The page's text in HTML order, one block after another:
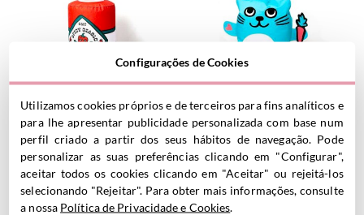
Almofada inflável Spicy
Diablo
25.00€
55.00€
VER PRODUTO
Almofada inflável Bunny
15.00 €
35.00€
VER PRODUTO
Configurações de Cookies
Utilizamos cookies próprios e de terceiros para fins analíticos e
para lhe apresentar publicidade personalizada com base num
perfil criado a partir dos seus hábitos de navegação. Pode
personalizar as suas preferências clicando em "Configurar",
aceitar todos os cookies clicando em "Aceitar" ou rejeitá-los
selecionando "Rejeitar". Para obter mais informações, consulte
a nossa Política de Privacidade e Cookies.